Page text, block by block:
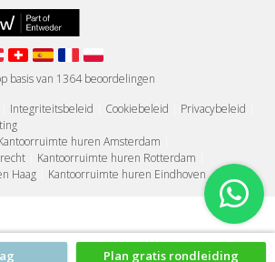
Plan gratis rondleiding
basis van 1364beoordelingen
Integriteitsbeleid Cookiebeleid Privacybeleid
huren Amsterdam
Kantoorruimte huren Rotterdam
Haag
Kantoorruimte huren Eindhoven